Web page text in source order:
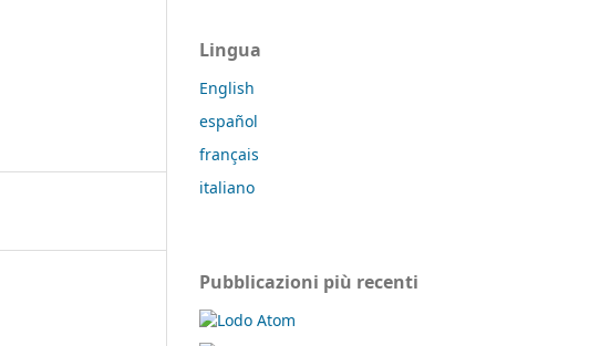
Lingua
English
español
français
italiano
Pubblicazioni più recenti